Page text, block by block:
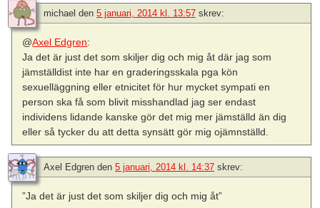
michael den 5 januari, 2014 kl. 13:57 skrev:
@Axel Edgren:
Ja det är just det som skiljer dig och mig åt där jag som
jämställdist inte har en graderingsskala pga kön
sexuelläggning eller etnicitet för hur mycket sympati en
person ska få som blivit misshandlad jag ser endast
individens lidande kanske gör det mig mer jämställd än dig
eller så tycker du att detta synsätt gör mig ojämnställd.
Axel Edgren den 5 januari, 2014 kl. 14:37 skrev:
”Ja det är just det som skiljer dig och mig åt”